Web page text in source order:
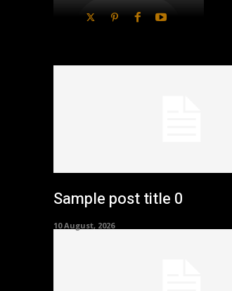
Sample post title 0
10 August, 2026